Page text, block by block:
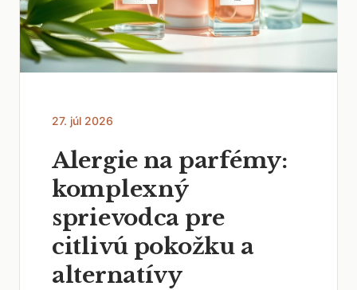
27. júl 2026
Alergie na parfémy:
komplexný
sprievodca pre
citlivú pokožku a
alternatívy